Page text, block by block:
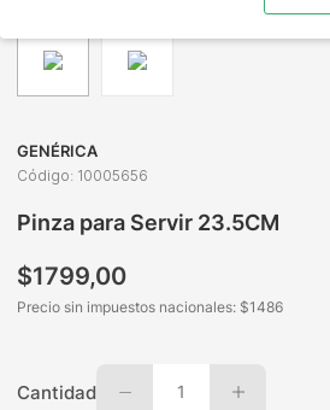
GENÉRICA
Código: 10005656
Pinza para Servir 23.5CM
$1799,00
Precio sin impuestos nacionales: $1486
Cantidad 1